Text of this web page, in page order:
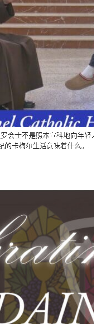
会士不是照本宣科地向年
的卡梅尔生活意味着什么。.